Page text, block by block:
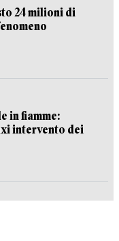
24 milioni di
in fiamme:
intervento dei